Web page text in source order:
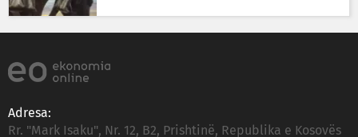
Adresa:
Rr. "Mark Isaku", Nr. 12, B2, Prishtinë, Republika e Kosovës